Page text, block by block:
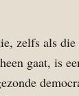
zelfs als die
gaat, is